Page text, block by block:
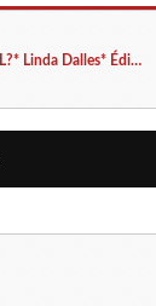
*ET SI ON S'AIMAIT POUR NOËL?* Linda Dalles* Éditions Librinova* par Martine Lévesque*